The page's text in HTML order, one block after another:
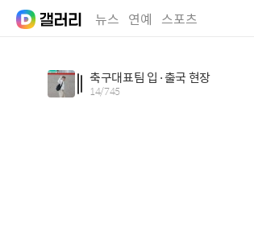
뉴스 연예 스포츠
축구대표팀 입·출국 현장
14/745